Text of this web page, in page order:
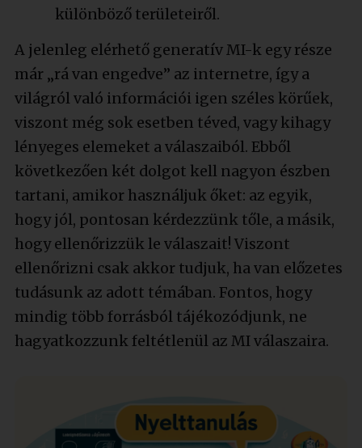
különböző területeiről.
A jelenleg elérhető generatív MI-k egy része
már „rá van engedve” az internetre, így a
világról való információi igen széles körűek,
viszont még sok esetben téved, vagy kihagy
lényeges elemeket a válaszaiból. Ebből
következően két dolgot kell nagyon észben
tartani, amikor használjuk őket: az egyik,
hogy jól, pontosan kérdezzünk tőle, a másik,
hogy ellenőrizzük le válaszait! Viszont
ellenőrizni csak akkor tudjuk, ha van előzetes
tudásunk az adott témában. Fontos, hogy
mindig több forrásból tájékozódjunk, ne
hagyatkozzunk feltétlenül az MI válaszaira.